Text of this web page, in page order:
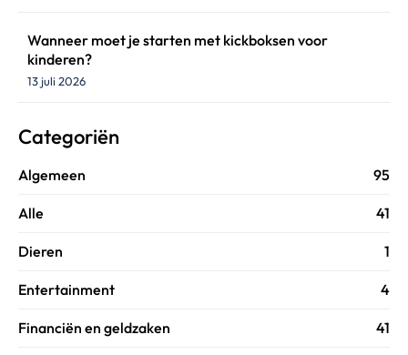
Wanneer moet je starten met kickboksen voor
kinderen?
13 juli 2026
Categoriën
Algemeen 95
Alle 41
Dieren 1
Entertainment 4
Financiën en geldzaken 41